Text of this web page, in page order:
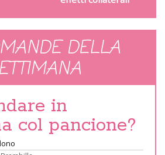
DELLA
in
col pancione?